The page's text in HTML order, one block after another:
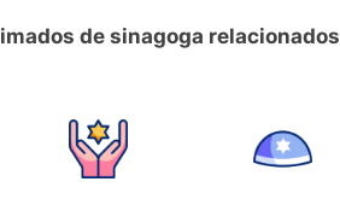
de sinagoga relacionados